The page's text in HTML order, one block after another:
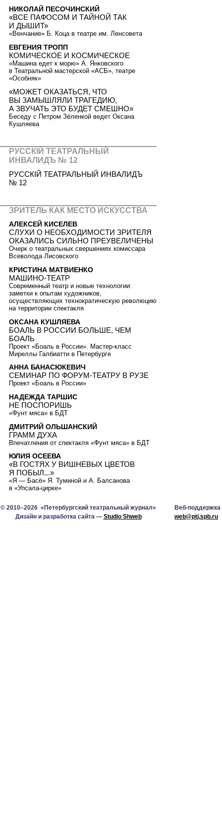
НИКОЛАЙ ПЕСОЧИНСКИЙ
«ВСЕ ПАФОСОМ И ТАЙНОЙ ТАК
И ДЫШИТ»
«Венчание» Б. Коца в театре им. Ленсовета
ЕВГЕНИЯ ТРОПП
КОМИЧЕСКОЕ И КОСМИЧЕСКОЕ
«Машина едет к морю» А. Янковского
в Театральной мастерской «АСБ», театре
«Особняк»
«МОЖЕТ ОКАЗАТЬСЯ, ЧТО
ВЫ ЗАМЫШЛЯЛИ ТРАГЕДИЮ,
А ЗВУЧАТЬ ЭТО БУДЕТ СМЕШНО»
Беседу с Петром Зéленкой ведет Оксана
Кушляева
РУССКIЙ ТЕАТРАЛЬНЫЙ
ИНВАЛИДЪ № 12
РУССКIЙ ТЕАТРАЛЬНЫЙ ИНВАЛИДЪ
№ 12
ЗРИТЕЛЬ КАК МЕСТО ИСКУССТВА
АЛЕКСЕЙ КИСЕЛЕВ
СЛУХИ О НЕОБХОДИМОСТИ ЗРИТЕЛЯ
ОКАЗАЛИСЬ СИЛЬНО ПРЕУВЕЛИЧЕНЫ
Очерк о театральных свершениях комиссара
Всеволода Лисовского
КРИСТИНА МАТВИЕНКО
МАШИНО-ТЕАТР
Современный театр и новые технологии:
заметки к опытам художников,
осуществляющих технократическую революцию
на территории спектакля
ОКСАНА КУШЛЯЕВА
БОАЛЬ В РОССИИ БОЛЬШЕ, ЧЕМ
БОАЛЬ
Проект «Боаль в России». Мастер-класс
Миреллы Галбиатти в Петербурге
АННА БАНАСЮКЕВИЧ
СЕМИНАР ПО ФОРУМ-ТЕАТРУ В РУЗЕ
Проект «Боаль в России»
НАДЕЖДА ТАРШИС
НЕ ПОСПОРИШЬ
«Фунт мяса» в БДТ
ДМИТРИЙ ОЛЬШАНСКИЙ
ГРАММ ДУХА
Впечатления от спектакля «Фунт мяса» в БДТ
ЮЛИЯ ОСЕЕВА
«В ГОСТЯХ У ВИШНЕВЫХ ЦВЕТОВ
Я ПОБЫЛ...»
«Я — Басё» Я. Туминой и А. Балсанова
в «Упсала-цирке»
© 2010–2026 «Петербургский театральный журнал»
Дизайн и разработка сайта — Studio Shweb
Веб-поддержка
web@ptj.spb.ru